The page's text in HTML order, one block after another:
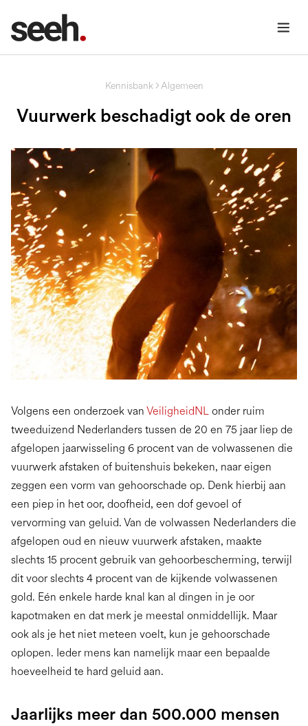
Kennisbank Algemeen
Vuurwerk beschadigt ook de oren
Volgens een onderzoek van VeiligheidNL onder ruim
tweeduizend Nederlanders tussen de 20 en 75 jaar liep de
afgelopen jaarwisseling 6 procent van de volwassenen die
vuurwerk afstaken of buitenshuis bekeken, naar eigen
zeggen een vorm van gehoorschade op. Denk hierbij aan
een piep in het oor, doofheid, een dof gevoel of
vervorming van geluid. Van de volwassen Nederlanders die
afgelopen oud en nieuw vuurwerk afstaken, maakte
slechts 15 procent gebruik van gehoorbescherming, terwijl
dit voor slechts 4 procent van de kijkende volwassenen
gold. Eén enkele harde knal kan al dingen in je oor
kapotmaken en dat merk je meestal onmiddellijk. Maar
ook als je het niet meteen voelt, kun je gehoorschade
oplopen. Ieder mens kan namelijk maar een bepaalde
hoeveelheid te hard geluid aan.
Jaarlijks meer dan 500.000 mensen